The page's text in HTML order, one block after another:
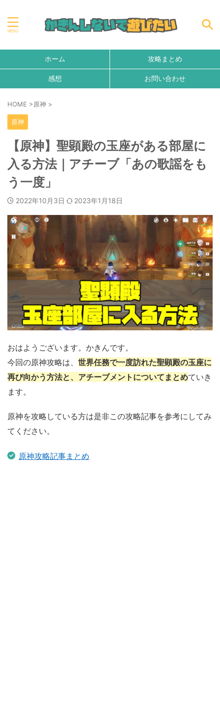
ホーム 攻略まとめ
感想 お問い合わせ
HOME >原神 >
原神
【原神】聖顕殿の玉座がある部屋に
入る方法｜アチーブ「あの歌謡をも
う一度」
2022年10月3日 2023年1月18日
おはようございます。かきんです。
今回の原神攻略は、 世界任務で一度訪れた聖顕殿の玉座に
再び向かう方法と、アチーブメントについてまとめていき
ます。
原神を攻略している方は是非この攻略記事を参考にしてみ
てください。
原神攻略記事まとめ